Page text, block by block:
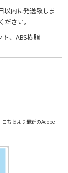
以内に発送致しま
さい。
ト、ABS樹脂
こちらより最新のAdobe